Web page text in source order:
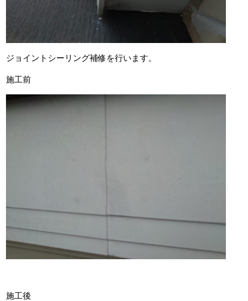
ジョイントシーリング補修を行います。
施工前
施工後